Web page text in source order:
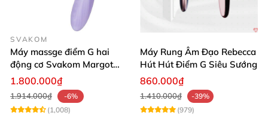
SVAKOM
Máy massge điểm G hai
động cơ Svakom Margot
điều khiển qua app
1.800.000₫
1.914.000₫
-6%
(1,008)
Máy Rung Âm Đạo Rebecca
Hút Hút Điểm G Siêu Sướng
860.000₫
1.410.000₫
-39%
(979)